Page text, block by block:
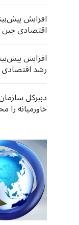
افزایش
اقتصادی چین
افزایش
رشد
دبیرکل
خاورمیانه را